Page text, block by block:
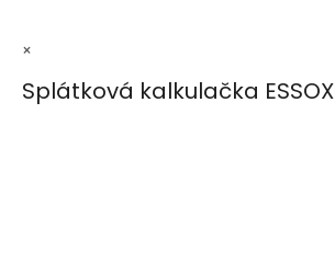
×
Splátková kalkulačka ESSOX